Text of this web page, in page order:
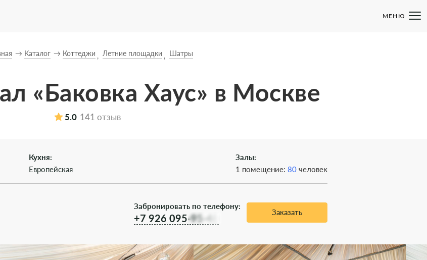
МЕНЮ
Каталог Коттеджи Летние площадки Шатры
«Баковка Хаус» в Москве
5.0 141 отзыв
Кухня:
Европейская
Залы:
1 помещение: 80 человек
Забронировать по телефону:
+7 926 095-95-48 Заказать